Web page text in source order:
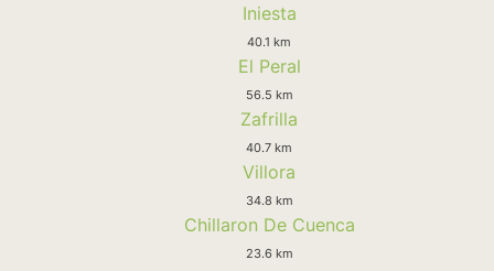
Iniesta
40.1 km
El Peral
56.5 km
Zafrilla
40.7 km
Villora
34.8 km
Chillaron De Cuenca
23.6 km